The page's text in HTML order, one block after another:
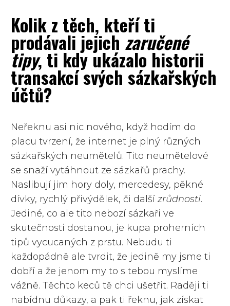
Kolik z těch, kteří ti
prodávali jejich zaručené
tipy, ti kdy ukázalo historii
transakcí svých sázkařských
účtů?
Neřeknu asi nic nového, když hodím do
placu tvrzení, že internet je plný různých
sázkařských neumětelů. Tito neumětelové
se snaží vytáhnout ze sázkařů prachy.
Naslibují jim hory doly, mercedesy, pěkné
dívky, rychlý přivýdělek, či další zrůdnosti.
Jediné, co ale tito nebozí sázkaři ve
skutečnosti dostanou, je kupa proherních
tipů vycucaných z prstu. Nebudu ti
každopádně ale tvrdit, že jedině my jsme ti
dobří a že jenom my to s tebou myslíme
vážně. Těchto keců tě chci ušetřit. Raději ti
nabídnu důkazy, a pak ti řeknu, jak získat